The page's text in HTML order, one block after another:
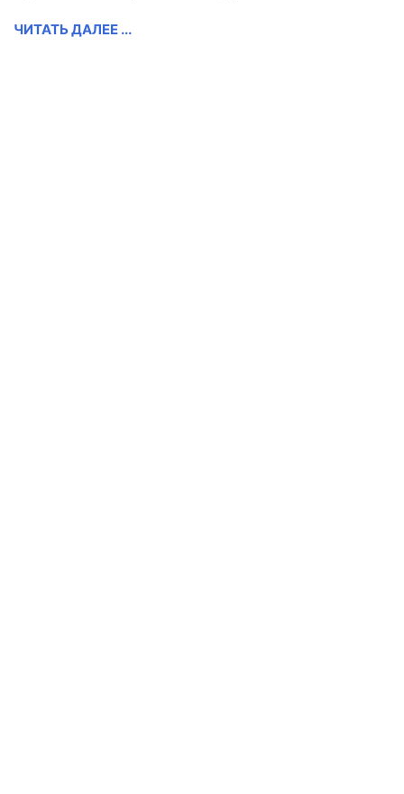
ЧИТАТЬ ДАЛЕЕ ...